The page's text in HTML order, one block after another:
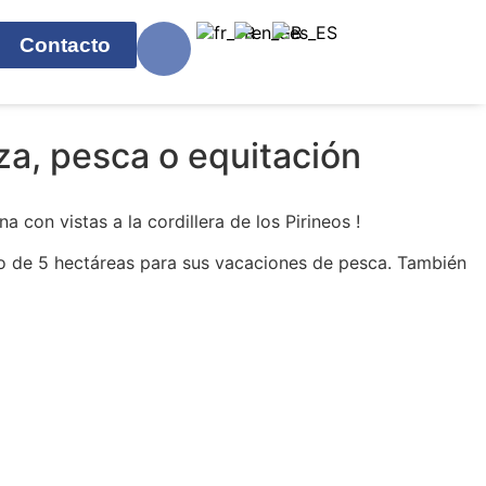
Contacto
pesca o equitación
con vistas a la cordillera de los Pirineos !
5 hectáreas para sus vacaciones de pesca. También